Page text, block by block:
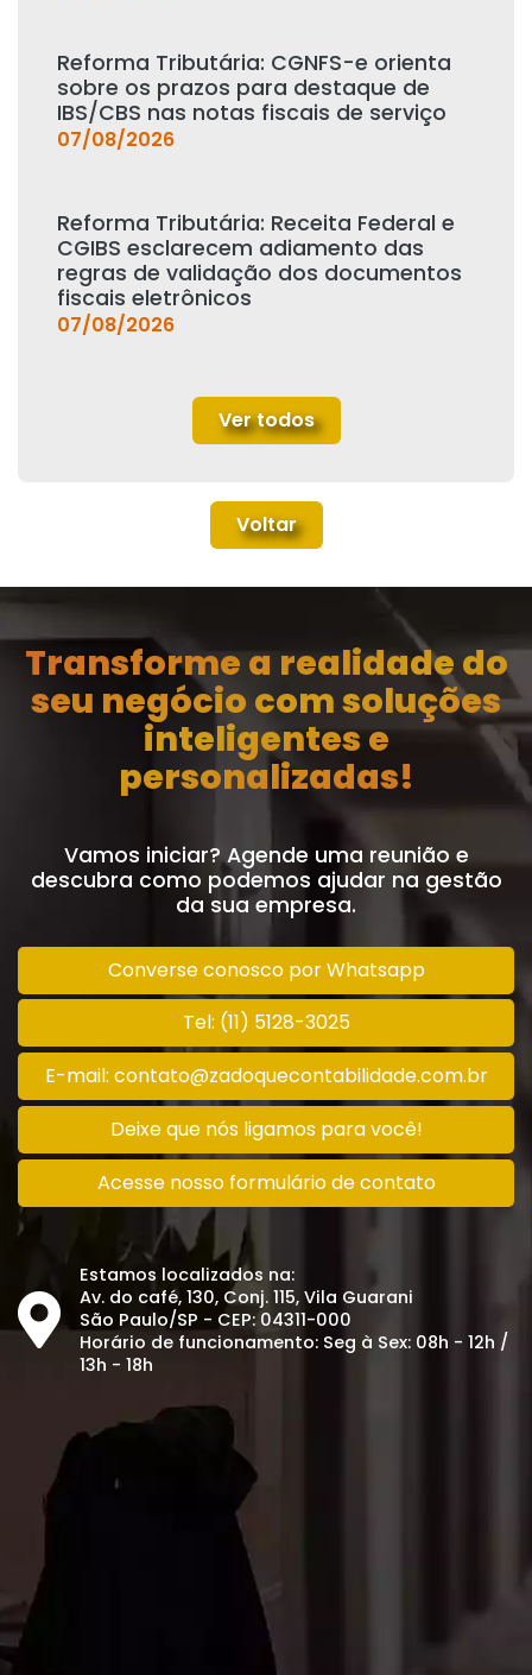
Reforma Tributária: CGNFS-e orienta
sobre os prazos para destaque de
IBS/CBS nas notas fiscais de serviço
07/08/2026
Reforma Tributária: Receita Federal e
CGIBS esclarecem adiamento das
regras de validação dos documentos
fiscais eletrônicos
07/08/2026
Ver todos
Voltar
Transforme a realidade do
seu negócio com soluções
inteligentes e
personalizadas!
Vamos iniciar? Agende uma reunião e
descubra como podemos ajudar na gestão
da sua empresa.
Converse conosco por Whatsapp
Tel: (11) 5128-3025
E-mail: contato@zadoquecontabilidade.com.br
Deixe que nós ligamos para você!
Acesse nosso formulário de contato
Estamos localizados na:
Av. do café, 130, Conj. 115, Vila Guarani
São Paulo/SP - CEP: 04311-000
Horário de funcionamento: Seg à Sex: 08h - 12h /
13h - 18h